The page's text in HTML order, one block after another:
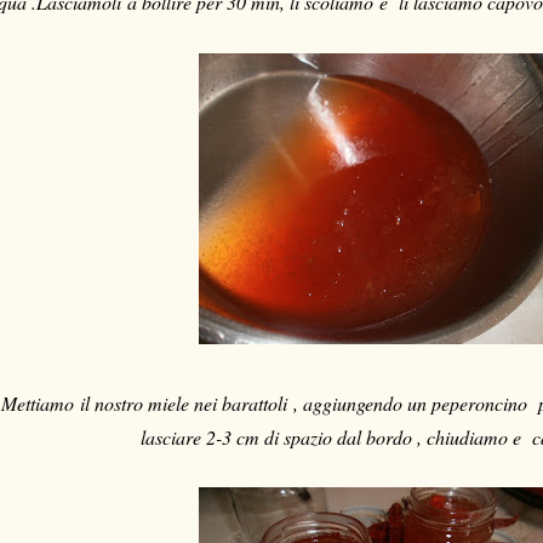
Mettiamo il nostro miele nei barattoli , aggiungendo un peperoncino
lasciare 2-3 cm di spazio dal bordo , chiudiamo e